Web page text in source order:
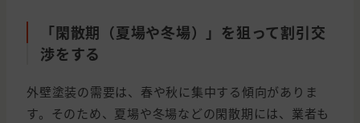
「閑散期（夏場や冬場）」を狙って割引交
渉をする
外壁塗装の需要は、春や秋に集中する傾向がありま
す。そのため、夏場や冬場などの閑散期には、業者も